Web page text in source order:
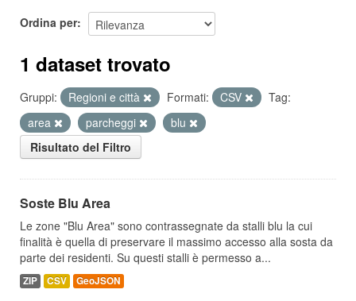
Ordina per
1 dataset trovato
Gruppi: Regioni e città Formati: CSV
Tag:
area
parcheggi
blu
Risultato del Filtro
Soste Blu Area
Le zone "Blu Area" sono contrassegnate da stalli blu la cui
finalità è quella di preservare il massimo accesso alla sosta da
parte dei residenti. Su questi stalli è permesso a...
ZIP CSV GeoJSON